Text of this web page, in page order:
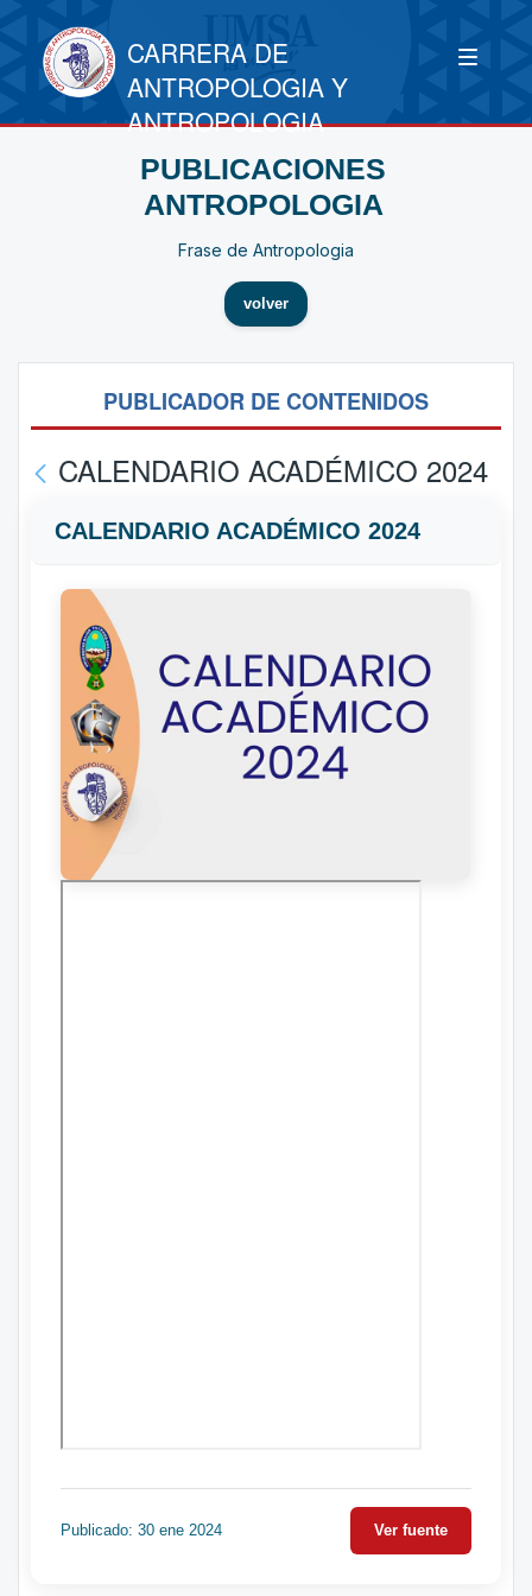
CARRERA DE
ANTROPOLOGIA Y
ANTROPOLOGIA
PUBLICACIONES
ANTROPOLOGIA
Frase de Antropologia
volver
PUBLICADOR DE CONTENIDOS
CALENDARIO ACADÉMICO 2024
CALENDARIO ACADÉMICO 2024
Publicado: 30 ene 2024 Ver fuente